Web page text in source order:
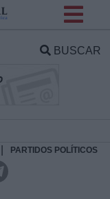
BUSCAR
PARTIDOS POLÍTICOS